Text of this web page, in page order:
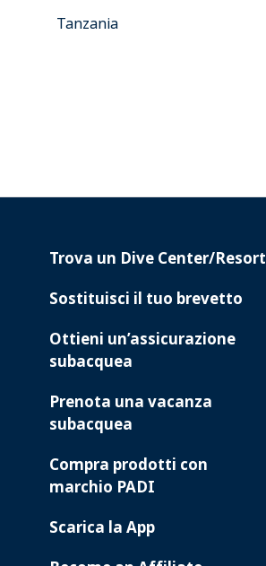
Tanzania
PADI
Trova un Dive Center/Resort
Sostituisci il tuo brevetto
Ottieni un’assicurazione
subacquea
Prenota una vacanza
subacquea
Compra prodotti con
marchio PADI
Scarica la App